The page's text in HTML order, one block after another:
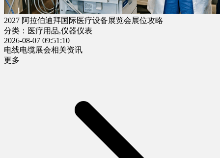
2027 阿拉伯迪拜国际医疗设备展览会展位攻略
分类：医疗用品,仪器仪表
2026-08-07 09:51:10
电线电缆展会相关资讯
更多